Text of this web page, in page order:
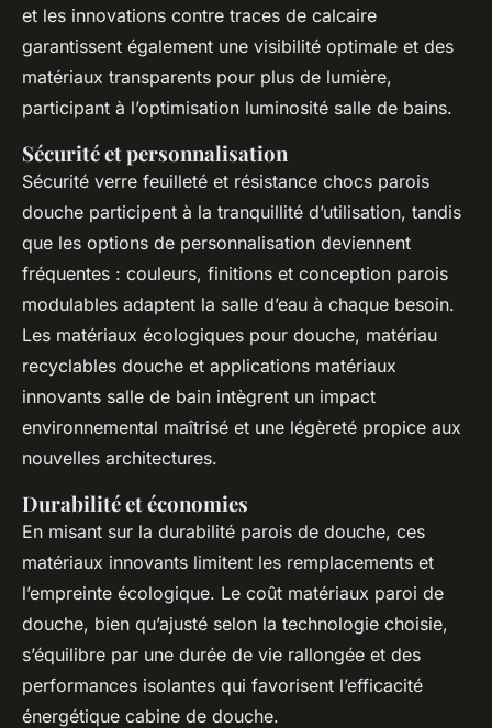
et les innovations contre traces de calcaire
garantissent également une visibilité optimale et des
matériaux transparents pour plus de lumière,
participant à l’optimisation luminosité salle de bains.
Sécurité et personnalisation
Sécurité verre feuilleté et résistance chocs parois
douche participent à la tranquillité d’utilisation, tandis
que les options de personnalisation deviennent
fréquentes : couleurs, finitions et conception parois
modulables adaptent la salle d’eau à chaque besoin.
Les matériaux écologiques pour douche, matériau
recyclables douche et applications matériaux
innovants salle de bain intègrent un impact
environnemental maîtrisé et une légèreté propice aux
nouvelles architectures.
Durabilité et économies
En misant sur la durabilité parois de douche, ces
matériaux innovants limitent les remplacements et
l’empreinte écologique. Le coût matériaux paroi de
douche, bien qu’ajusté selon la technologie choisie,
s’équilibre par une durée de vie rallongée et des
performances isolantes qui favorisent l’efficacité
énergétique cabine de douche.